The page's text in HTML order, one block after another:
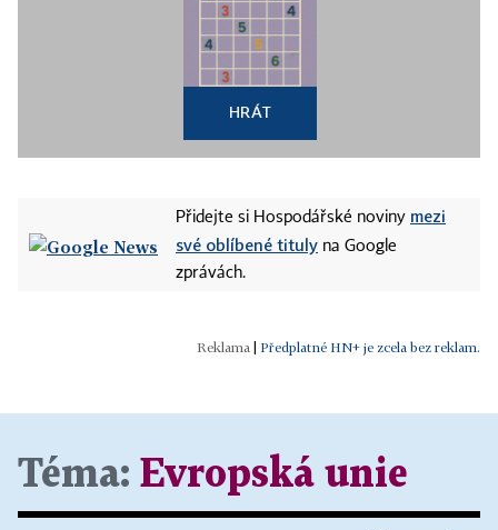
HRÁT
Přidejte si Hospodářské noviny mezi
své oblíbené tituly na Google
zprávách.
Předplatné HN+ je zcela bez reklam.
Téma: Evropská unie